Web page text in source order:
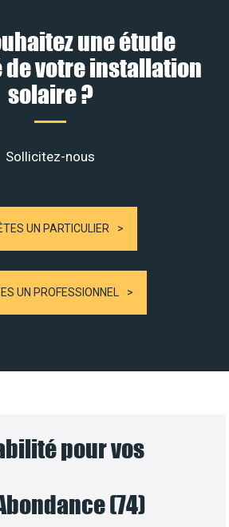
une étude
votre installation
solaire ?
Sollicitez-nous
UN PARTICULIER
UN PROFESSIONNEL
pour vos
(74)